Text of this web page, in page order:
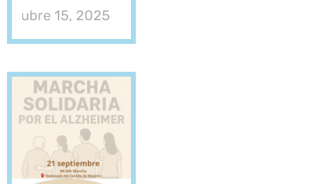
octubre 15, 2025